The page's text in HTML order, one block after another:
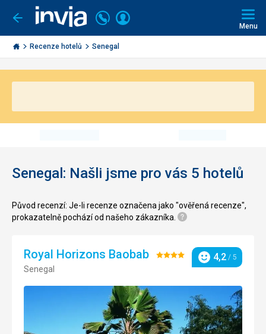
Jít
zpět
Invia.cz
Volejte
226
000
290
Přihlásit
Menu
Recenze hotelů Senegal
Senegal: Našli jsme pro vás 5 hotelů
Původ recenzí: Je-li recenze označena jako "ověřená recenze",
prokazatelně pochází od našeho zákazníka.
Royal Horizons Baobab Hodnocení:
Senegal
Hodnocení
4,2 / 5